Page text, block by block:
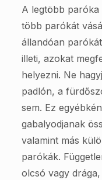
A legtöbb paróka
több parókát
állandóan
illeti, azokat
helyezni. Ne
padlón, a
sem. Ez
gabalyodjanak
valamint más
parókák.
olcsó vagy